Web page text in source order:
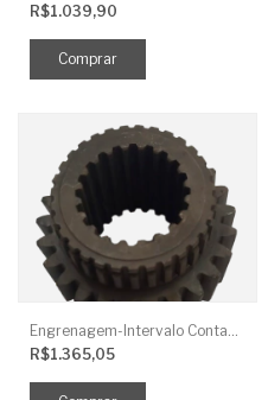
R$1.039,90
R$1.365,05